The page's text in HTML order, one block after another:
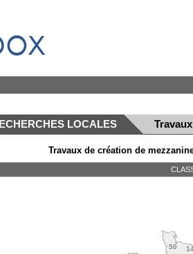
LOCALES
Travaux de création de
50